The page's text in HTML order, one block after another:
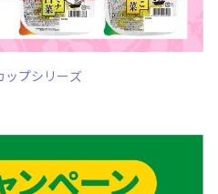
ップシリーズ